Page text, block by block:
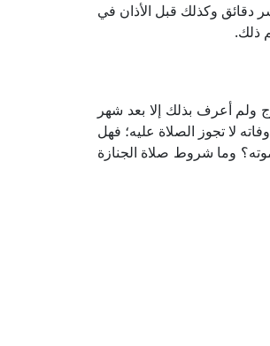
دقائق وكذلك قبل الأذان في
ذلك.
ولم أعرف بذلك إلا بعد شهر
لا تجوز الصلاة عليه؛ فهل
وما شروط صلاة الجنازة